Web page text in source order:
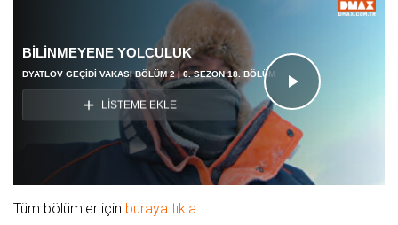
Videoyu
Oynat
BİLİNMEYENE YOLCULUK
DYATLOV GEÇİDİ VAKASI BÖLÜM 2 | 6. SEZON 18. BÖLÜM
LİSTEME EKLE
Tüm bölümler için buraya tıkla.